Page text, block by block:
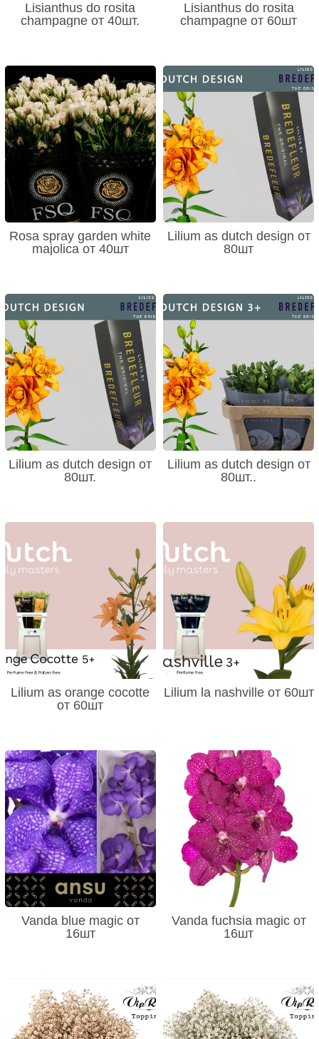
Lisianthus do rosita
champagne от 40шт.
Lisianthus do rosita
champagne от 60шт
Rosa spray garden white
majolica от 40шт
Lilium as dutch design от
80шт
Lilium as dutch design от
80шт.
Lilium as dutch design от
80шт..
Lilium as orange cocotte
от 60шт
Lilium la nashville от 60шт
Vanda blue magic от
16шт
Vanda fuchsia magic от
16шт